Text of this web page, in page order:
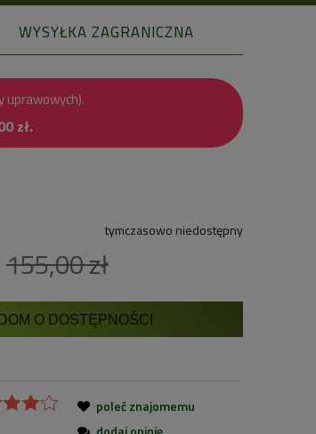
WYSYŁKA ZAGRANICZNA
uprawowych).
zł.
tymczasowo niedostępny
155,00 zł
O DOSTĘPNOŚCI
poleć znajomemu